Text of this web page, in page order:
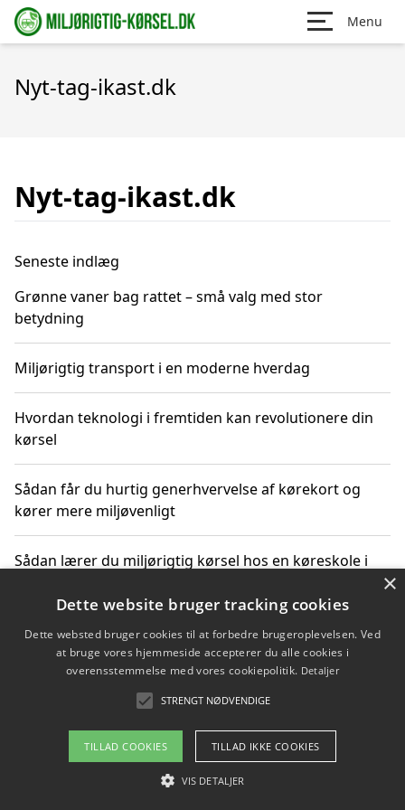
Menu
Nyt-tag-ikast.dk
Nyt-tag-ikast.dk
Seneste indlæg
Grønne vaner bag rattet – små valg med stor
betydning
Miljørigtig transport i en moderne hverdag
Hvordan teknologi i fremtiden kan revolutionere din
kørsel
Sådan får du hurtig generhvervelse af kørekort og
kører mere miljøvenligt
Sådan lærer du miljørigtig kørsel hos en køreskole i
Copyright 2026 - Pilanto Aps
Om / kontakt
×
Dette website bruger tracking cookies
Dette websted bruger cookies til at forbedre brugeroplevelsen. Ved
at bruge vores hjemmeside accepterer du alle cookies i
overensstemmelse med vores cookiepolitik. Detaljer
STRENGT NØDVENDIGE
TILLAD COOKIES TILLAD IKKE COOKIES
VIS DETALJER